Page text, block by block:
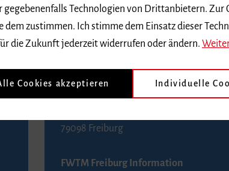
Kaiser-Joseph-Straße 229
79098 Freiburg
Telefon 0761 4968888 (Reservierungen
79098 Freiburg
FWTM Freiburg Information
gegebenenfalls Technologien von Drittanbietern.
dem zustimmen. Ich stimme dem Einsatz dieser
die Zukunft jederzeit widerrufen oder ändern.
Cookies akzeptieren Individuelle